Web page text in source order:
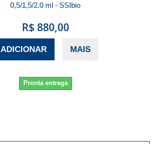
0,5/1,5/2.0 ml - SSIbio
R$ 880,00
ADICIONAR MAIS
Pronta entrega